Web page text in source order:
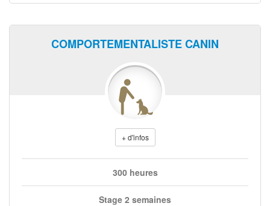
COMPORTEMENTALISTE CANIN
+ d'infos
300 heures
Stage 2 semaines